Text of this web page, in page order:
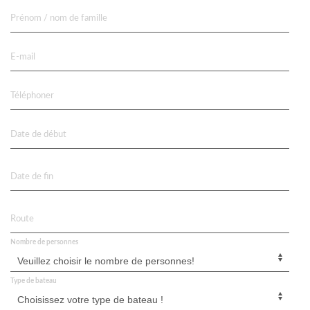
Prénom / nom de famille
E-mail
Téléphoner
Date de début
Date de fin
Route
Nombre de personnes
Type de bateau